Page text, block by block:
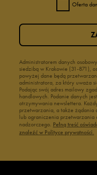
Oferta
Administratorem danych
siedzibą w Krakowie (31-871),
powyżej dane będą
administratora, za który uważa
Podając swój adres mailowy
handlowych. Podanie danych
otrzymywania newslettera.
przetwarzania, a także żądania
lub ograniczenia przetwarzania
nadzorczego. Pełną treść
znaleźć w Polityce prywatności.